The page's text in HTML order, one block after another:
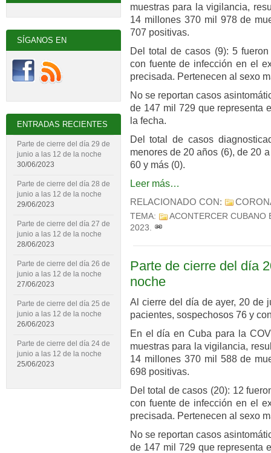
muestras para la vigilancia,
14 millones 370 mil 978 de
707 positivas.
Del total de casos (9): 5
con fuente de infección en el
precisada. Pertenecen al sexo
No se reportan casos
de 147 mil 729 que representa
la fecha.
Del total de casos
menores de 20 años (6), de 20
60 y más (0).
Leer más…
RELACIONADO CON:
TEMA:
ACONTERCER CUBANO
2023.
Parte de cierre del día
noche
Al cierre del día de ayer, 20 de
pacientes, sospechosos 76 y
En el día en Cuba para la
muestras para la vigilancia,
14 millones 370 mil 588 de
698 positivas.
Del total de casos (20): 12
con fuente de infección en el
precisada. Pertenecen al sexo
No se reportan casos
de 147 mil 729 que representa
SÍGANOS EN
ENTRADAS RECIENTES
Parte de cierre del día 29 de
junio a las 12 de la noche
30/06/2023
Parte de cierre del día 28 de
junio a las 12 de la noche
29/06/2023
Parte de cierre del día 27 de
junio a las 12 de la noche
28/06/2023
Parte de cierre del día 26 de
junio a las 12 de la noche
27/06/2023
Parte de cierre del día 25 de
junio a las 12 de la noche
26/06/2023
Parte de cierre del día 24 de
junio a las 12 de la noche
25/06/2023